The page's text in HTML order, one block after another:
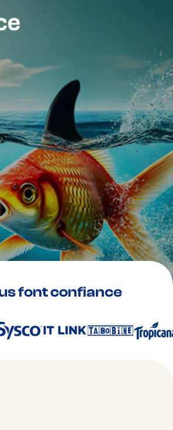
font confiance